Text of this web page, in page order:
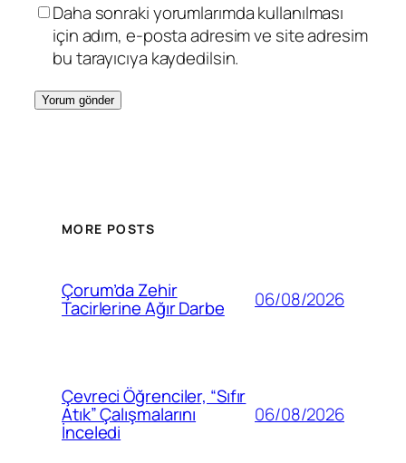
Daha sonraki yorumlarımda kullanılması
için adım, e-posta adresim ve site adresim
bu tarayıcıya kaydedilsin.
MORE POSTS
Çorum’da Zehir
Tacirlerine Ağır Darbe 06/08/2026
Çevreci Öğrenciler, “Sıfır
Atık” Çalışmalarını
İnceledi
06/08/2026